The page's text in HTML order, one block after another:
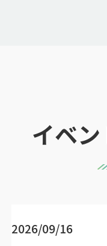
イベ
2026/09/16